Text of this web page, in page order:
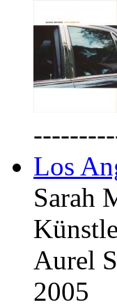
Los
Sarah
Aurel
2005